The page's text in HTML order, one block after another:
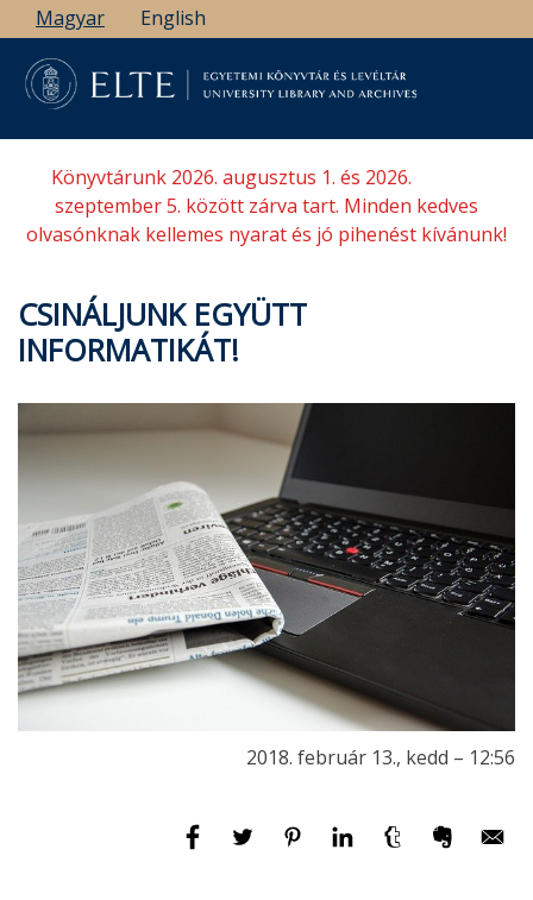
Ugrás
a
tartalomra
Magyar English
Könyvtárunk 2026. augusztus 1. és 2026.
szeptember 5. között zárva tart. Minden kedves
olvasónknak kellemes nyarat és jó pihenést kívánunk!
CSINÁLJUNK EGYÜTT
INFORMATIKÁT!
2018. február 13., kedd – 12:56